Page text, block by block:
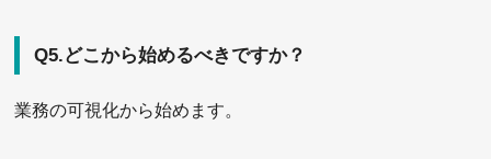
Q5.どこから始めるべきですか？
業務の可視化から始めます。